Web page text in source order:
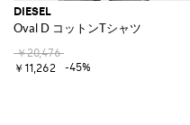
DIESEL
Oval D コットンTシャツ
￥20,476
￥11,262
-45%